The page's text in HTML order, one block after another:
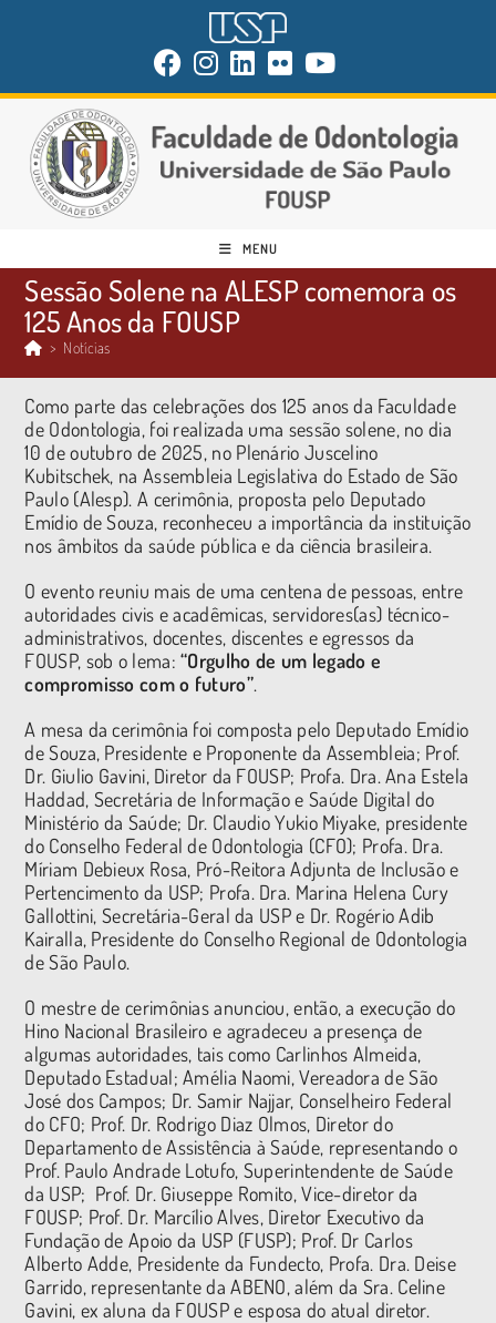
MENU
Sessão Solene na ALESP comemora os
125 Anos da FOUSP
> Notícias
Como parte das celebrações dos 125 anos da Faculdade
de Odontologia, foi realizada uma sessão solene, no dia
10 de outubro de 2025, no Plenário Juscelino
Kubitschek, na Assembleia Legislativa do Estado de São
Paulo (Alesp). A cerimônia, proposta pelo Deputado
Emídio de Souza, reconheceu a importância da instituição
nos âmbitos da saúde pública e da ciência brasileira.
O evento reuniu mais de uma centena de pessoas, entre
autoridades civis e acadêmicas, servidores(as) técnico-
administrativos, docentes, discentes e egressos da
FOUSP, sob o lema:“Orgulho de um legado e
compromisso com o futuro”.
A mesa da cerimônia foi composta pelo Deputado Emídio
de Souza, Presidente e Proponente da Assembleia; Prof.
Dr. Giulio Gavini, Diretor da FOUSP; Profa. Dra. Ana Estela
Haddad, Secretária de Informação e Saúde Digital do
Ministério da Saúde; Dr. Claudio Yukio Miyake, presidente
do Conselho Federal de Odontologia (CFO); Profa. Dra.
Míriam Debieux Rosa, Pró-Reitora Adjunta de Inclusão e
Pertencimento da USP; Profa. Dra. Marina Helena Cury
Gallottini, Secretária-Geral da USP e Dr. Rogério Adib
Kairalla, Presidente do Conselho Regional de Odontologia
de São Paulo.
O mestre de cerimônias anunciou, então, a execução do
Hino Nacional Brasileiro e agradeceu a presença de
algumas autoridades, tais como Carlinhos Almeida,
Deputado Estadual; Amélia Naomi, Vereadora de São
José dos Campos; Dr. Samir Najjar, Conselheiro Federal
do CFO; Prof. Dr. Rodrigo Diaz Olmos, Diretor do
Departamento de Assistência à Saúde, representando o
Prof. Paulo Andrade Lotufo, Superintendente de Saúde
da USP; Prof. Dr. Giuseppe Romito, Vice-diretor da
FOUSP; Prof. Dr. Marcílio Alves, Diretor Executivo da
Fundação de Apoio da USP (FUSP); Prof. Dr Carlos
Alberto Adde, Presidente da Fundecto, Profa. Dra. Deise
Garrido, representante da ABENO, além da Sra. Celine
Gavini, ex aluna da FOUSP e esposa do atual diretor.